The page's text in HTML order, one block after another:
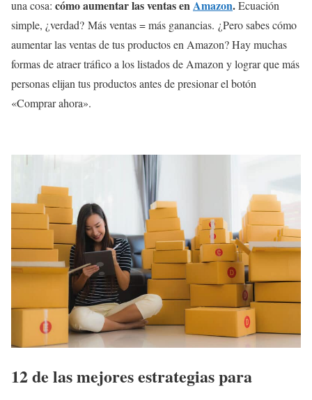
una cosa: cómo aumentar las ventas enAmazon.Ecuación
simple, ¿verdad? Más ventas = más ganancias. ¿Pero sabes cómo
aumentar las ventas de tus productos en Amazon? Hay muchas
formas de atraer tráfico a los listados de Amazon y lograr que más
personas elijan tus productos antes de presionar el botón
«Comprar ahora».
12 de las mejores estrategias para